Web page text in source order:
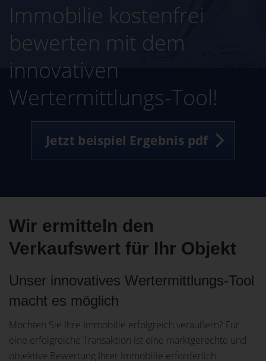
Immobilie kostenfrei
bewerten mit dem
innovativen
Wertermittlungs-Tool!
Jetzt beispiel Ergebnis pdf
Wir ermitteln den
Verkaufswert für Ihr Objekt
Unser innovatives Wertermittlungs-Tool
macht es möglich
Möchten Sie Ihre Immobilie erfolgreich veräußern? Für
eine erfolgreiche Transaktion ist eine marktgerechte und
objektive Bewertung Ihrer Immobilie erforderlich.